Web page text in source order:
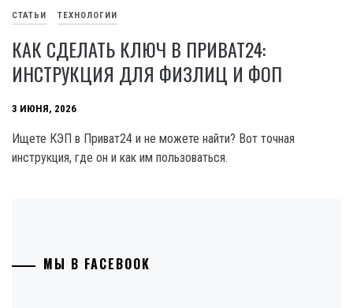
СТАТЬИ ТЕХНОЛОГИИ
КАК СДЕЛАТЬ КЛЮЧ В ПРИВАТ24:
ИНСТРУКЦИЯ ДЛЯ ФИЗЛИЦ И ФОП
3 ИЮНЯ, 2026
Ищете КЭП в Приват24 и не можете найти? Вот точная
инструкция, где он и как им пользоваться.
МЫ В FACEBOOK